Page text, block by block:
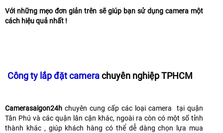
Với những mẹo đơn giản trên sẽ giúp bạn sử dụng camera một
cách hiệu quả nhất !
Công ty lắp đặt camerachuyên nghiệp TPHCM
Camerasaigon24h chuyên cung cấp các loại camera tại quận
Tân Phú và các quận lân cận khác, ngoài ra còn có một số tỉnh
thành khác , giúp khách hàng có thể dễ dàng chọn lựa mua